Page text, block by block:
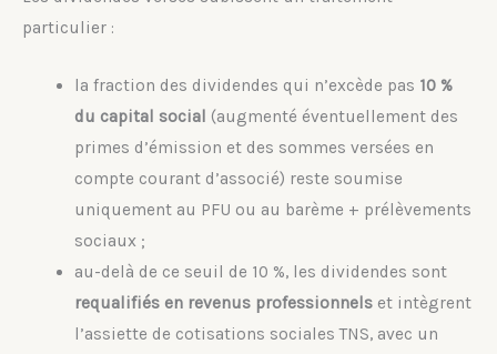
particulier :
la fraction des dividendes qui n’excède pas 10 %
du capital social (augmenté éventuellement des
primes d’émission et des sommes versées en
compte courant d’associé) reste soumise
uniquement au PFU ou au barème + prélèvements
sociaux ;
au-delà de ce seuil de 10 %, les dividendes sont
requalifiés en revenus professionnelset intègrent
l’assiette de cotisations sociales TNS, avec un